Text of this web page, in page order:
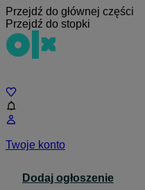
Przejdź do głównej części
Przejdź do stopki
Twoje konto
Dodaj ogłoszenie